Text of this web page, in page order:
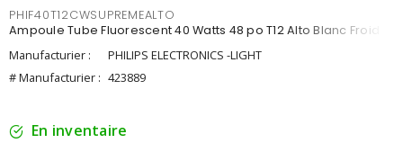
PHIF40T12CWSUPREMEALTO
Ampoule Tube Fluorescent 40 Watts 48 po T12 Alto Blanc Froid
Manufacturier :
PHILIPS ELECTRONICS -LIGHT
# Manufacturier : 423889
En inventaire